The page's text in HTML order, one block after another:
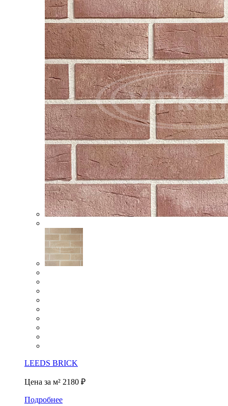
LEEDS BRICK
Цена за м² 2180 ₽
Подробнее